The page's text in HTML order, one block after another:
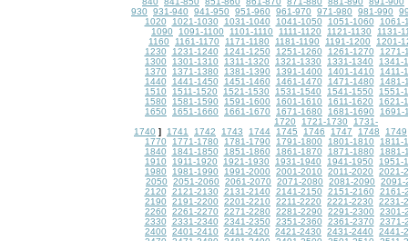
930
931-940 941-950 951-960 961-970 971-980 981-990
1020
1021-1030 1031-1040 1041-1050 1051-1060
1061-
1090
1091-1100 1101-1110 1111-1120 1121-1130
1131-
1160
1161-1170 1171-1180 1181-1190 1191-1200
1201-
1230
1231-1240 1241-1250 1251-1260 1261-1270
1271-
1300
1301-1310 1311-1320 1321-1330 1331-1340
1341-
1370
1371-1380 1381-1390 1391-1400 1401-1410
1411-
1440
1441-1450 1451-1460 1461-1470 1471-1480
1481-
1510
1511-1520 1521-1530 1531-1540 1541-1550
1551-
1580
1581-1590 1591-1600 1601-1610 1611-1620
1621-
1650
1651-1660 1661-1670 1671-1680 1681-1690
1691-
1720
1721-1730
1731-
1740 ] 1741 1742 1743 1744 1745 1746 1747 1748
1749
1770
1771-1780 1781-1790 1791-1800 1801-1810
1811-
1840
1841-1850 1851-1860 1861-1870 1871-1880
1881-
1910
1911-1920 1921-1930 1931-1940 1941-1950
1951-
1980
1981-1990 1991-2000 2001-2010 2011-2020
2021-
2050
2051-2060 2061-2070 2071-2080 2081-2090
2091-
2120
2121-2130 2131-2140 2141-2150 2151-2160
2161-
2190
2191-2200 2201-2210 2211-2220 2221-2230
2231-
2260
2261-2270 2271-2280 2281-2290 2291-2300
2301-
2330
2331-2340 2341-2350 2351-2360 2361-2370
2371-
2400
2401-2410 2411-2420 2421-2430 2431-2440
2441-